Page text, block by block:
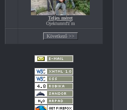
Teljes méret
Ojektumtďż˝m